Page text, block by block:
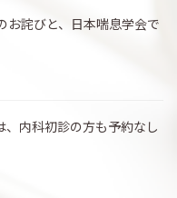
お詫びと、日本喘息学会で
、内科初診の方も予約なし